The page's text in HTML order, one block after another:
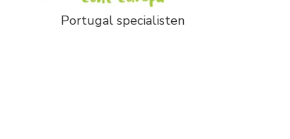
Portugal specialisten